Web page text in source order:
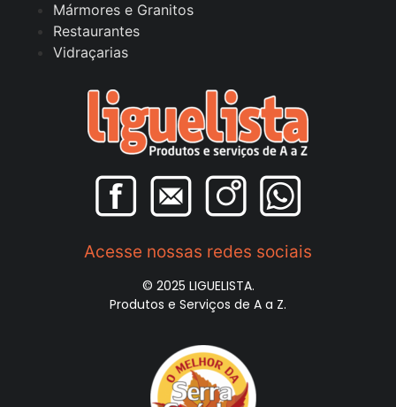
Mármores e Granitos
Restaurantes
Vidraçarias
Acesse nossas redes sociais
© 2025 LIGUELISTA.
Produtos e Serviços de A a Z.